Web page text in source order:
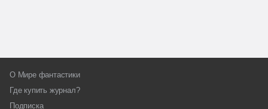
О Мире фантастики
Где купить журнал?
Подписка